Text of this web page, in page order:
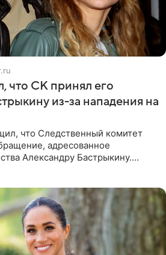
что СК принял его
из-за нападения на
что Следственный комитет
адресованное
Александру Бастрыкину.